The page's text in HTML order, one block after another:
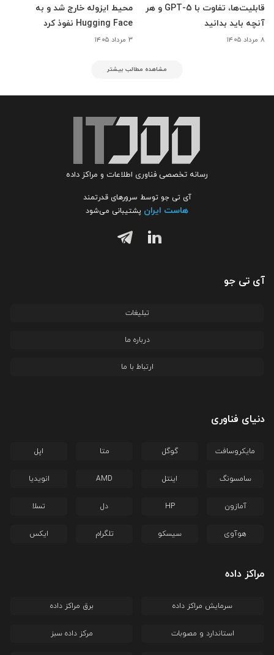
قابلیت‌ها، تفاوت با GPT-5 و هر
آنچه باید بدانید
۸ مرداد ۱۴۰۵
محیط ایزوله خارج شد و به
Hugging Face نفوذ کرد
۳ مرداد ۱۴۰۵
مشاهده مطالب بیشتر
رسانه تخصصی فناوری اطلاعات و مراکز داده
آی تی جو توسط سرورهای قدرتمند
هاست ایران پشتیبانی می‌شود
آی تی جو
تبلیغات
درباره ما
ارتباط با ما
دنیای فناوری
مایکروسافت گوگل متا اپل
سامسونگ اینتل AMD انویدیا
آمازون HP دل تسلا
هوآوی سیسکو تلگرام ایکس
مراکز داده
سرمایش مراکز داده برق مراکز داده
استاندارد و مصوبات مرکز داده سبز